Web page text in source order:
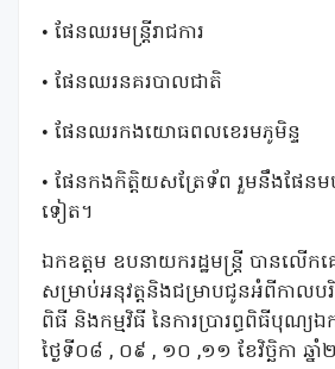
• ​ផែនឈរមន្ត្រីរាជការ
• ​ផែនឈរនគរបាលជាតិ
• ​ផែនឈរកងយោធពលខេរមភូមិន្ទ
• ​ផែនកងកិត្តិយសត្រែទ័ព រួមនឹងផែនម
ទៀត។​
ឯកឧត្តម ឧបនាយករដ្ឋមន្រ្តី បានល
សម្រាប់​អនុវត្ត​និង​ជម្រាបជូនអំពីកាលបរិច្
ពិធី និងកម្មវិធី នៃការ​ប្រារព្ធពិធីបុណ្យ​ឯ
ថ្ងៃទី០៨ , ០៩ , ១០ ,១១ ខែវិច្ឆិកា ឆ្ន